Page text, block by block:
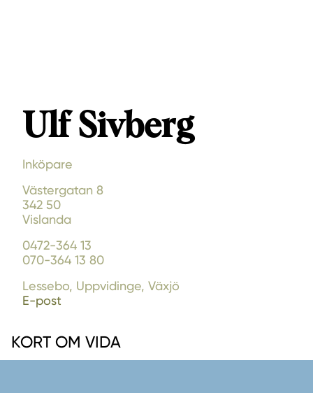
Ulf Sivberg
Inköpare
Västergatan 8
342 50
Vislanda
0472-364 13
070-364 13 80
Lessebo, Uppvidinge, Växjö
E-post
KORT OM VIDA